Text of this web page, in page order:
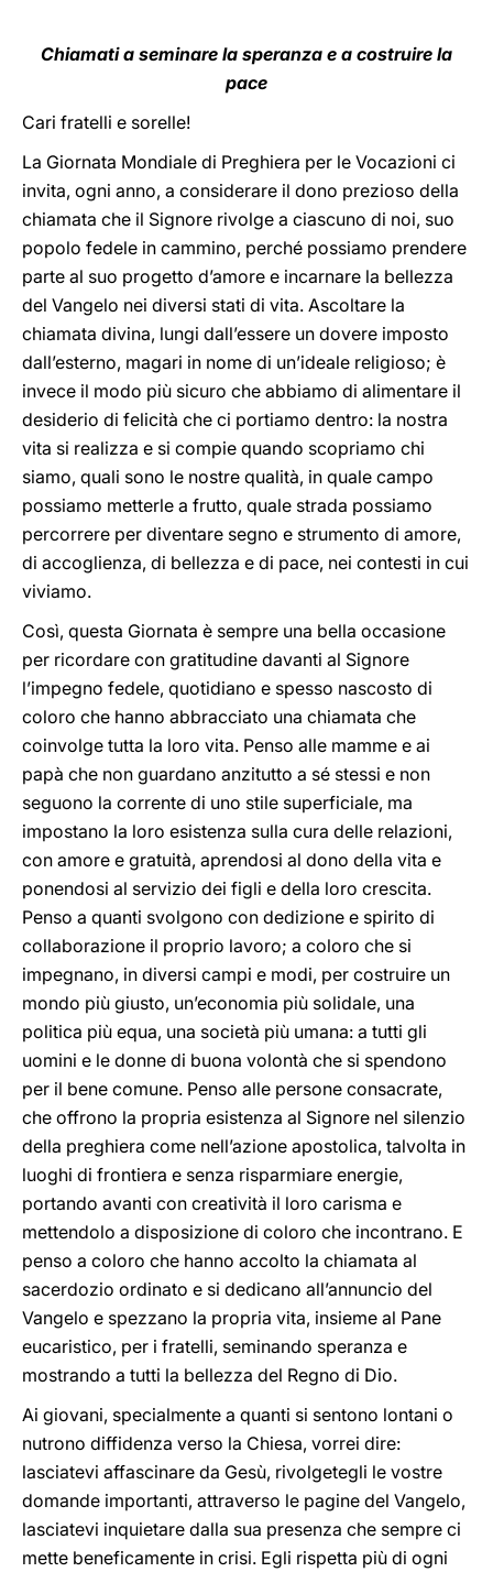
Chiamati a seminare la speranza e a costruire la
pace
Cari fratelli e sorelle!
La Giornata Mondiale di Preghiera per le Vocazioni ci
invita, ogni anno, a considerare il dono prezioso della
chiamata che il Signore rivolge a ciascuno di noi, suo
popolo fedele in cammino, perché possiamo prendere
parte al suo progetto d’amore e incarnare la bellezza
del Vangelo nei diversi stati di vita. Ascoltare la
chiamata divina, lungi dall’essere un dovere imposto
dall’esterno, magari in nome di un’ideale religioso; è
invece il modo più sicuro che abbiamo di alimentare il
desiderio di felicità che ci portiamo dentro: la nostra
vita si realizza e si compie quando scopriamo chi
siamo, quali sono le nostre qualità, in quale campo
possiamo metterle a frutto, quale strada possiamo
percorrere per diventare segno e strumento di amore,
di accoglienza, di bellezza e di pace, nei contesti in cui
viviamo.
Così, questa Giornata è sempre una bella occasione
per ricordare con gratitudine davanti al Signore
l’impegno fedele, quotidiano e spesso nascosto di
coloro che hanno abbracciato una chiamata che
coinvolge tutta la loro vita. Penso alle mamme e ai
papà che non guardano anzitutto a sé stessi e non
seguono la corrente di uno stile superficiale, ma
impostano la loro esistenza sulla cura delle relazioni,
con amore e gratuità, aprendosi al dono della vita e
ponendosi al servizio dei figli e della loro crescita.
Penso a quanti svolgono con dedizione e spirito di
collaborazione il proprio lavoro; a coloro che si
impegnano, in diversi campi e modi, per costruire un
mondo più giusto, un’economia più solidale, una
politica più equa, una società più umana: a tutti gli
uomini e le donne di buona volontà che si spendono
per il bene comune. Penso alle persone consacrate,
che offrono la propria esistenza al Signore nel silenzio
della preghiera come nell’azione apostolica, talvolta in
luoghi di frontiera e senza risparmiare energie,
portando avanti con creatività il loro carisma e
mettendolo a disposizione di coloro che incontrano. E
penso a coloro che hanno accolto la chiamata al
sacerdozio ordinato e si dedicano all’annuncio del
Vangelo e spezzano la propria vita, insieme al Pane
eucaristico, per i fratelli, seminando speranza e
mostrando a tutti la bellezza del Regno di Dio.
Ai giovani, specialmente a quanti si sentono lontani o
nutrono diffidenza verso la Chiesa, vorrei dire:
lasciatevi affascinare da Gesù, rivolgetegli le vostre
domande importanti, attraverso le pagine del Vangelo,
lasciatevi inquietare dalla sua presenza che sempre ci
mette beneficamente in crisi. Egli rispetta più di ogni